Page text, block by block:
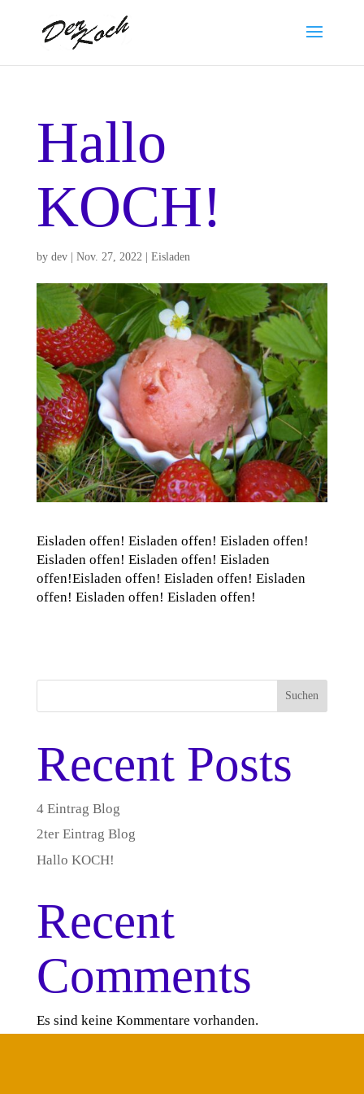
Hallo
KOCH!
by dev| Nov. 27, 2022| Eisladen
Eisladen offen! Eisladen offen! Eisladen offen!
Eisladen offen! Eisladen offen! Eisladen
offen!Eisladen offen! Eisladen offen! Eisladen
offen! Eisladen offen! Eisladen offen!
Suchen
Recent Posts
4 Eintrag Blog
2ter Eintrag Blog
Hallo KOCH!
Recent
Comments
Es sind keine Kommentare vorhanden.